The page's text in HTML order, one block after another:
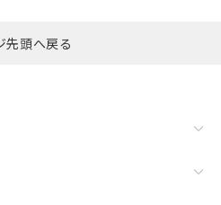
先頭へ戻る